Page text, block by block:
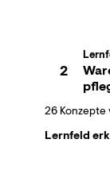
2
26
Lernfeld